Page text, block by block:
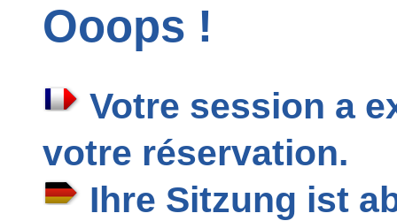
Ooops !
Votre session a
votre réservation.
Ihre Sitzung ist